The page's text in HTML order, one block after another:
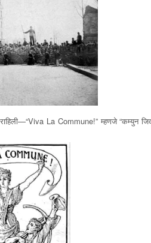
La Commune!” म्हणजे “कम्युन